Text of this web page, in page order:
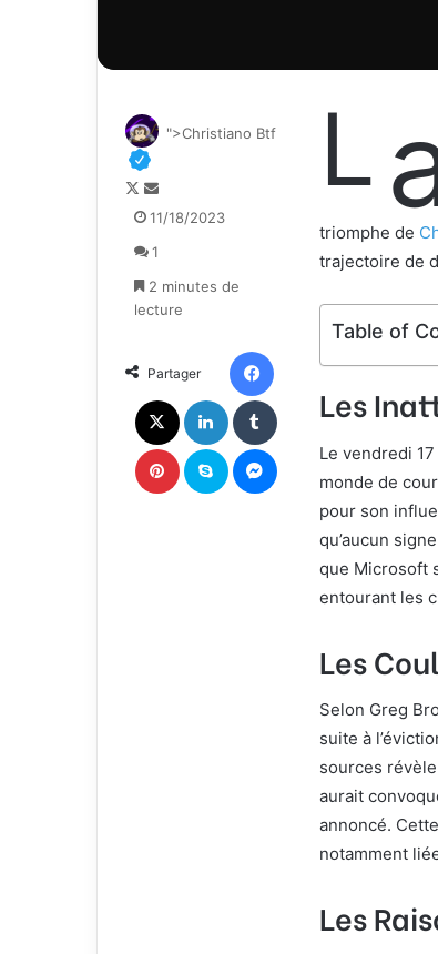
L
triomphe de
trajectoire de
Table of
Les
Le vendredi
monde de
pour son
qu’aucun
que Microsoft
entourant les
Les
Selon Greg
suite à
sources
aurait
annoncé.
notamment
Les
">Christiano Btf
F
o
l
o
w
X
n
y
e
n
c
o
u
r
r
11/18/2023
1
2 minutes de
lecture
Partager